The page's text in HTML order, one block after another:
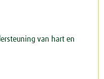
van hart en